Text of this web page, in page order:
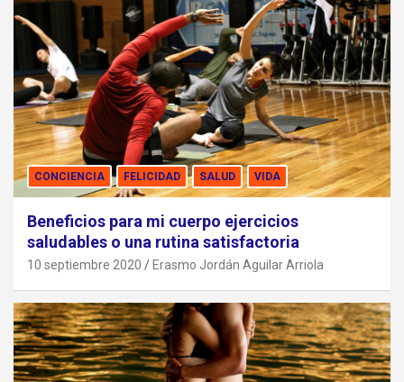
CONCIENCIA FELICIDAD SALUD VIDA
Beneficios para mi cuerpo ejercicios
saludables o una rutina satisfactoria
10 septiembre 2020 Erasmo Jordán Aguilar Arriola